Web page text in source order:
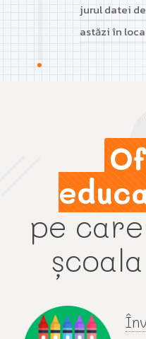
jurul datei de
astăzi în
pe